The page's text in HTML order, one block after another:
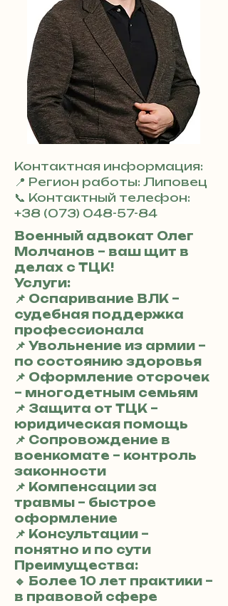
Контактная информация:
📍 Регион работы: Липовец
📞 Контактный телефон:
+38 (073) 048-57-84
Военный адвокат Олег
Молчанов – ваш щит в
делах с ТЦК!
Услуги:
📌 Оспаривание ВЛК –
судебная поддержка
профессионала
📌 Увольнение из армии –
по состоянию здоровья
📌 Оформление отсрочек
– многодетным семьям
📌 Защита от ТЦК –
юридическая помощь
📌 Сопровождение в
военкомате – контроль
законности
📌 Компенсации за
травмы – быстрое
оформление
📌 Консультации –
понятно и по сути
Преимущества:
🔹 Более 10 лет практики –
в правовой сфере